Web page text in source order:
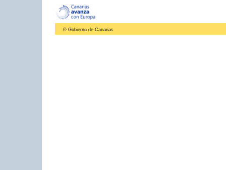
© Gobierno de Canarias